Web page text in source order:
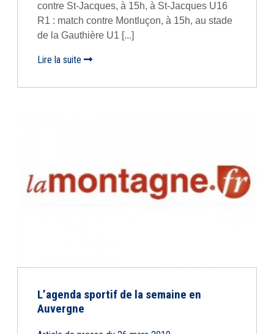
contre St-Jacques, à 15h, à St-Jacques U16
R1 : match contre Montluçon, à 15h, au stade
de la Gauthière U1 [...]
Lire la suite
L’agenda sportif de la semaine en
Auvergne